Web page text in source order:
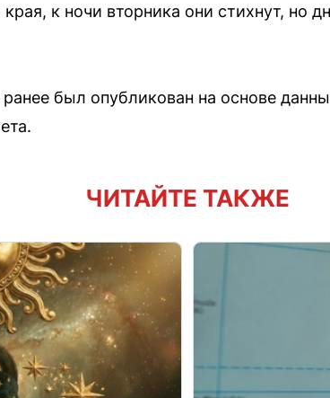
к ночи вторника они стихнут, но
был опубликован на основе
ЧИТАЙТЕ ТАКЖЕ